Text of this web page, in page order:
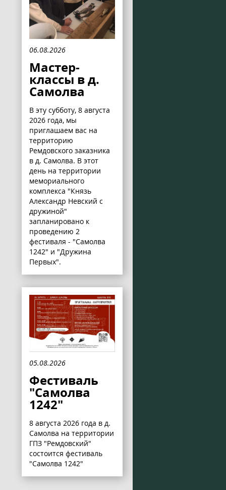
06.08.2026
Мастер-
классы в д.
Самолва
В эту субботу, 8 августа
2026 года, мы
приглашаем вас на
территорию
Ремдовского заказника
в д. Самолва. В этот
день на территории
мемориального
комплекса "Князь
Александр Невский с
дружиной"
запланировано к
проведению 2
фестиваля - "Самолва
1242" и "Дружина
Первых".
05.08.2026
Фестиваль
"Самолва
1242"
8 августа 2026 года в д.
Самолва на территории
ГПЗ "Ремдовский"
состоится фестиваль
"Самолва 1242"